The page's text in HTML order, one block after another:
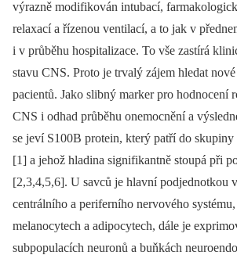
výrazně modifikován intubací,
relaxací a řízenou ventilací, a to jak v
i v průběhu hospitalizace. To vše zastírá
stavu CNS. Proto je trvalý zájem hledat
pacientů. Jako slibný marker pro hodnocení
CNS i odhad průběhu onemocnění a
se jeví S100B protein, který patří do
[1] a jehož hladina signifikantně stoupá při
[2,3,4,5,6]. U savců je hlavní podjednotkou
centrálního a periferního nervového
melanocytech a adipocytech, dále je
subpopulacích neuronů a buňkách